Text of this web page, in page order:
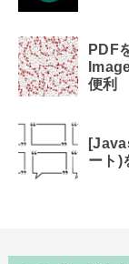
PDF
便利
ート)